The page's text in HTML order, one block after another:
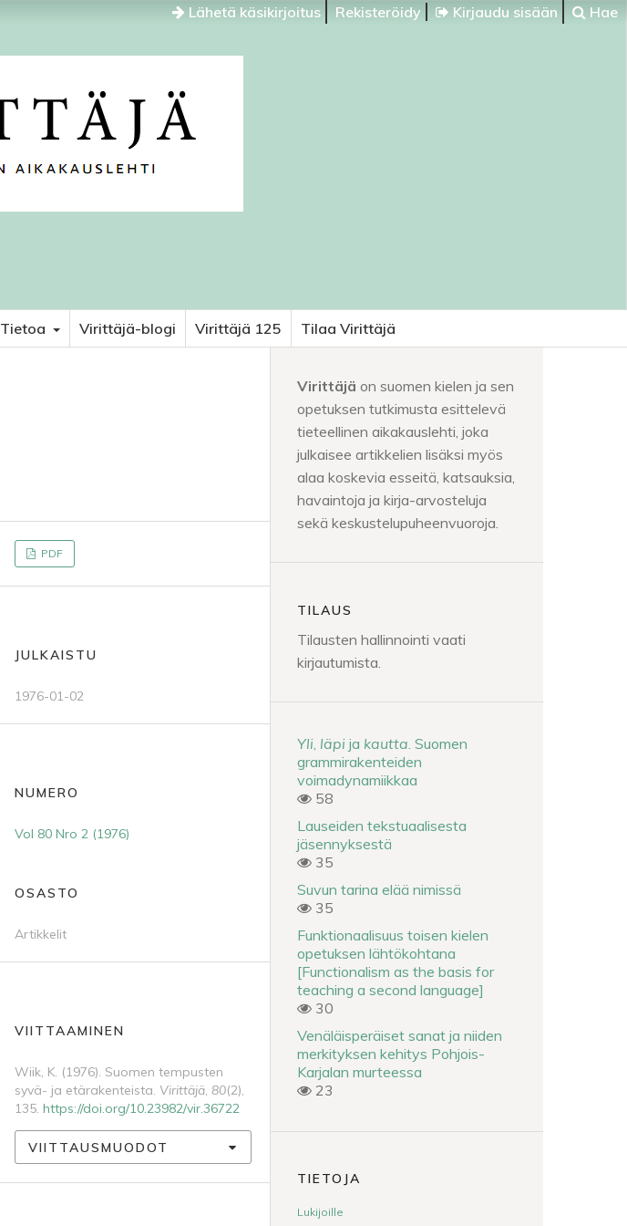
Lähetä käsikirjoitus Rekisteröidy Kirjaudu sisään Hae
Tietoa Virittäjä-blogi Virittäjä 125 Tilaa Virittäjä
PDF
JULKAISTU
1976-01-02
NUMERO
Vol 80 Nro 2 (1976)
OSASTO
Artikkelit
VIITTAAMINEN
Wiik, K. (1976). Suomen tempusten
syvä- ja etärakenteista. Virittäjä, 80(2),
135. https://doi.org/10.23982/vir.36722
VIITTAUSMUODOT
Virittäjä on suomen kielen ja sen
opetuksen tutkimusta esittelevä
tieteellinen aikakauslehti, joka
julkaisee artikkelien lisäksi myös
alaa koskevia esseitä, katsauksia,
havaintoja ja kirja-arvosteluja
sekä keskustelupuheenvuoroja.
TILAUS
Tilausten hallinnointi vaati
kirjautumista.
Yli läpi ja kautta . Suomen
grammirakenteiden
voimadynamiikkaa
58
Lauseiden tekstuaalisesta
jäsennyksestä
35
Suvun tarina elää nimissä
35
Funktionaalisuus toisen kielen
opetuksen lähtökohtana
[Functionalism as the basis for
teaching a second language]
30
Venäläisperäiset sanat ja niiden
merkityksen kehitys Pohjois-
Karjalan murteessa
23
TIETOJA
Lukijoille